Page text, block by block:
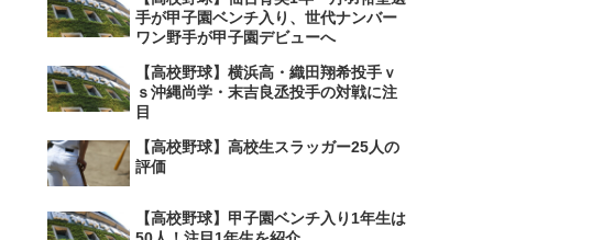
手が甲子園ベンチ入り、世代ナンバー
ワン野手が甲子園デビューへ
【高校野球】横浜高・織田翔希投手ｖ
ｓ沖縄尚学・末吉良丞投手の対戦に注
目
【高校野球】高校生スラッガー25人の
評価
【高校野球】甲子園ベンチ入り1年生は